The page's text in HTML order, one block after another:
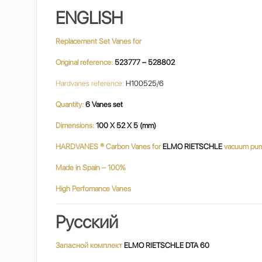
ENGLISH
Replacement Set Vanes for
Original reference: 523777 – 528802
Hardvanes reference: H100525/6
Quantity:6 Vanes set
Dimensions: 100 X 52 X 5 (mm)
HARDVANES ® Carbon Vanes for ELMO RIETSCHLEvacuum
Made in Spain – 100%
High Perfomance Vanes
Русский
Запасной комплект ELMO RIETSCHLE DTA 60